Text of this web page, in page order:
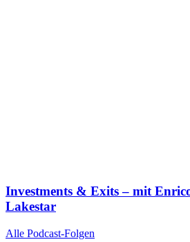
Investments & Exits – mit
Lakestar
Alle Podcast-Folgen